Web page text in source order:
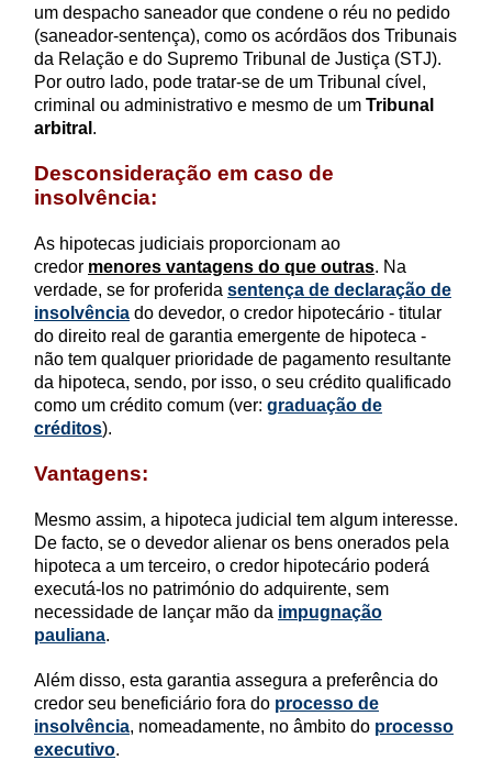
um despacho saneador que condene o réu no pedido
(saneador-sentença), como os acórdãos dos Tribunais
da Relação e do Supremo Tribunal de Justiça (STJ).
Por outro lado, pode tratar-se de um Tribunal cível,
criminal ou administrativo e mesmo de um Tribunal
arbitral .
Desconsideração em caso de
insolvência:
As hipotecas judiciais proporcionam ao
credor menores vantagens do que outras. Na
verdade, se for proferida sentença de declaração de
insolvência do devedor, o credor hipotecário - titular
do direito real de garantia emergente de hipoteca -
não tem qualquer prioridade de pagamento resultante
da hipoteca, sendo, por isso, o seu crédito qualificado
como um crédito comum (ver: graduação de
créditos).
Vantagens:
Mesmo assim, a hipoteca judicial tem algum interesse.
De facto, se o devedor alienar os bens onerados pela
hipoteca a um terceiro, o credor hipotecário poderá
executá-los no património do adquirente, sem
necessidade de lançar mão da impugnação
pauliana.
Além disso, esta garantia assegura a preferência do
credor seu beneficiário fora do processo de
insolvência, nomeadamente, no âmbito do processo
executivo.